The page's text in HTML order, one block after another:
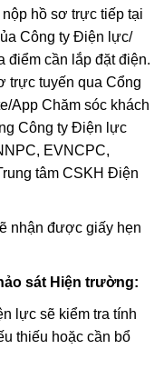
hồ sơ trực tiếp tại
Công ty Điện lực/
cần lắp đặt điện.
trực tuyến qua Cổng
App Chăm sóc khách
Công ty Điện lực
EVNCPC,
tâm CSKH Điện
nhận được giấy hẹn
sát Hiện trường:
lực sẽ kiểm tra tính
thiếu hoặc cần bổ